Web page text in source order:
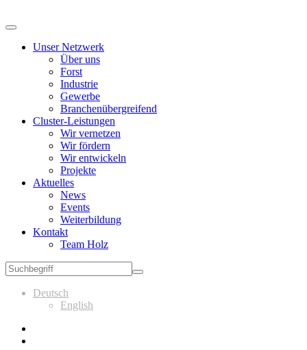
Unser Netzwerk
Über uns
Forst
Industrie
Gewerbe
Branchenübergreifend
Cluster-Leistungen
Wir vernetzen
Wir fördern
Wir entwickeln
Projekte
Aktuelles
News
Events
Weiterbildung
Kontakt
Team Holz
Deutsch
English